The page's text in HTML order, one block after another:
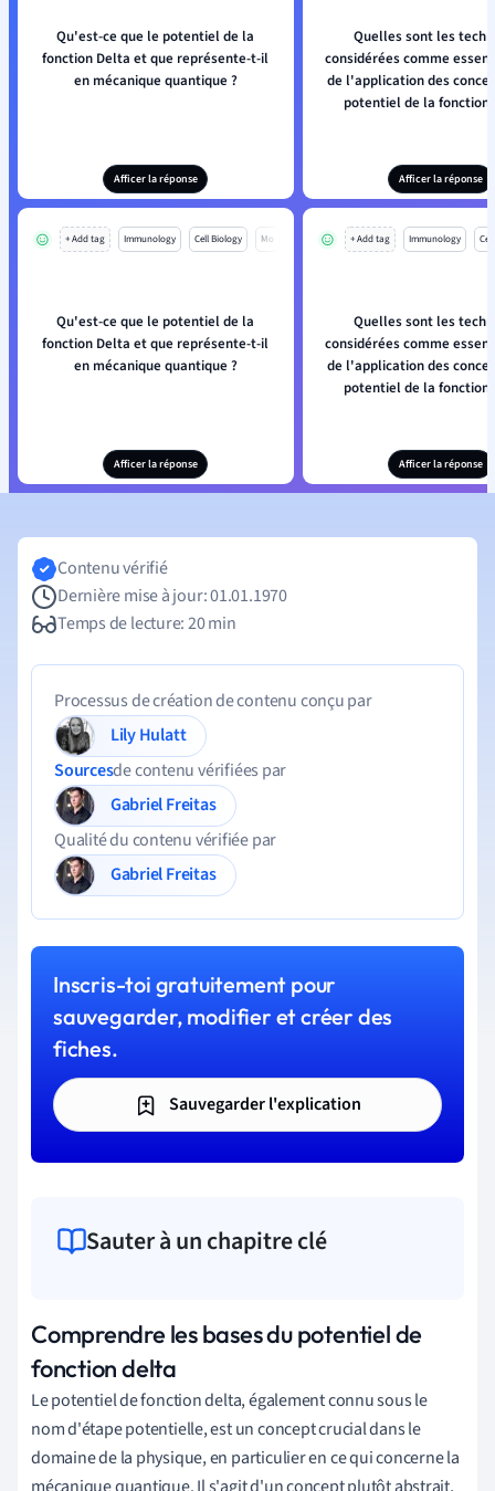
Qu'est-ce que le potentiel de la
fonction Delta et que représente-t-il
en mécanique quantique ?
Afficer la réponse
Quelles sont les
considérées comme
de l'application des
potentiel de la fonction
Afficer la réponse
+ Add tag Immunology Cell Biology Mo
Qu'est-ce que le potentiel de la
fonction Delta et que représente-t-il
en mécanique quantique ?
Afficer la réponse
+ Add tag Immunology
Quelles sont les
considérées comme
de l'application des
potentiel de la fonction
Afficer la réponse
Contenu vérifié
Dernière mise à jour: 01.01.1970
Temps de lecture: 20 min
Processus de création de contenu conçu par
Lily Hulatt
Sourcesde contenu vérifiées par
Gabriel Freitas
Qualité du contenu vérifiée par
Gabriel Freitas
Inscris-toi gratuitement pour
sauvegarder, modifier et créer des
fiches.
Sauvegarder l'explication
Sauter à un chapitre clé
Comprendre les bases du potentiel de
fonction delta
Le potentiel de fonction delta, également connu sous le
nom d'étape potentielle, est un concept crucial dans le
domaine de la physique, en particulier en ce qui concerne la
mécanique quantique. Il s'agit d'un concept plutôt abstrait,